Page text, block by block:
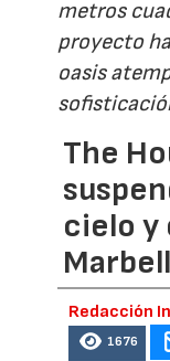
metros
proyecto
oasis
The
cielo y
Redacción
1676